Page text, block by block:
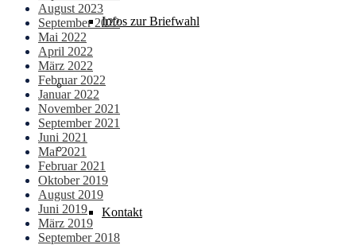
Infos zur Briefwahl
Aktuelles
Service & Kontakt
Kontakt
August 2023
September 2022
Mai 2022
April 2022
März 2022
Februar 2022
Januar 2022
November 2021
September 2021
Juni 2021
Mai 2021
Februar 2021
Oktober 2019
August 2019
Juni 2019
März 2019
September 2018